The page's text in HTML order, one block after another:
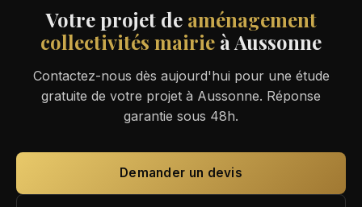
Votre projet de aménagement
collectivités mairie à Aussonne
Contactez-nous dès aujourd'hui pour une étude
gratuite de votre projet à Aussonne. Réponse
garantie sous 48h.
Demander un devis